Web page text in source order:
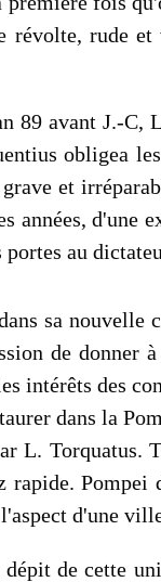
révolte, rude
89 avant J.-C,
obligea
et
années, d'une
au
sa nouvelle
de donner
intérêts des
dans la
L.
rapide.
d'une
dépit de cette